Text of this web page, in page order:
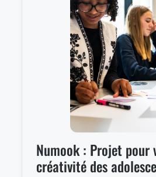
Numook : Projet pour
créativité des